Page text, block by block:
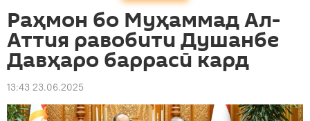
Раҳмон бо Муҳаммад Ал-
Аттия равобити Душанбе
Давҳаро баррасӣ кард
13:43 23.06.2025